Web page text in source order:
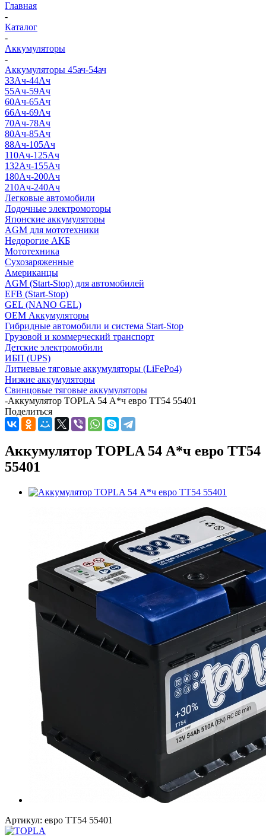
Главная
-
Каталог
-
Аккумуляторы
-
Аккумуляторы 45ач-54ач
33Ач-44Ач
55Ач-59Ач
60Ач-65Ач
66Ач-69Ач
70Ач-78Ач
80Ач-85Ач
88Ач-105Ач
110Ач-125Ач
132Ач-155Ач
180Ач-200Ач
210Ач-240Ач
Легковые автомобили
Лодочные электромоторы
Японские аккумуляторы
AGM для мототехники
Недорогие АКБ
Мототехника
Сухозаряженные
Американцы
AGM (Start-Stop) для автомобилей
EFB (Start-Stop)
GEL (NANO GEL)
OEM Аккумуляторы
Гибридные автомобили и система Start-Stop
Грузовой и коммерческий транспорт
Детские электромобили
ИБП (UPS)
Литиевые тяговые аккумуляторы (LiFePo4)
Низкие аккумуляторы
Свинцовые тяговые аккумуляторы
-Аккумулятор TOPLA 54 А*ч евро TT54 55401
Поделиться
Аккумулятор TOPLA 54 А*ч евро TT54
55401
Артикул: евро TT54 55401